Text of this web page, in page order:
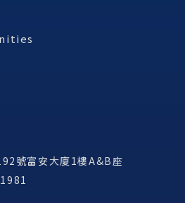
號富安大廈1樓A&B座